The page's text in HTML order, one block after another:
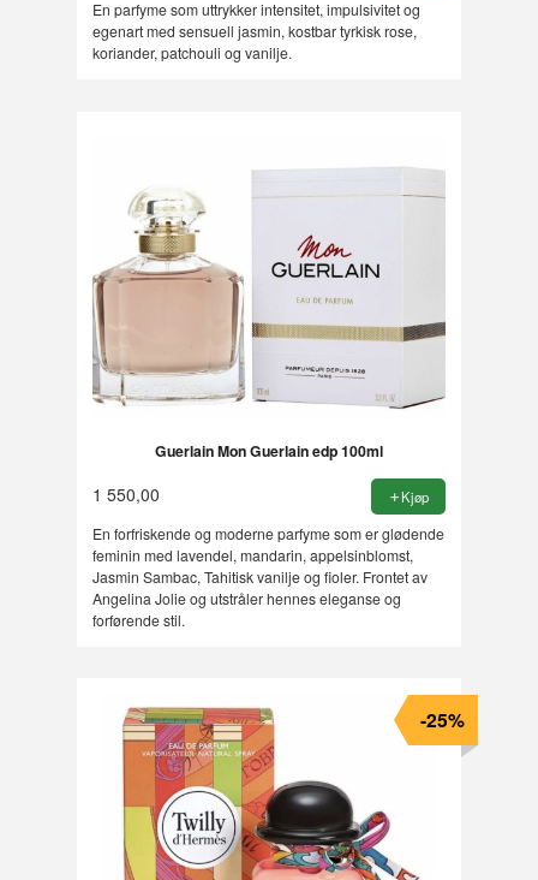
En parfyme som uttrykker intensitet, impulsivitet og
egenart med sensuell jasmin, kostbar tyrkisk rose,
koriander, patchouli og vanilje.
Guerlain Mon Guerlain edp 100ml
1 550,00 Kjøp
En forfriskende og moderne parfyme som er glødende
feminin med lavendel, mandarin, appelsinblomst,
Jasmin Sambac, Tahitisk vanilje og fioler. Frontet av
Angelina Jolie og utstråler hennes eleganse og
forførende stil.
-25%